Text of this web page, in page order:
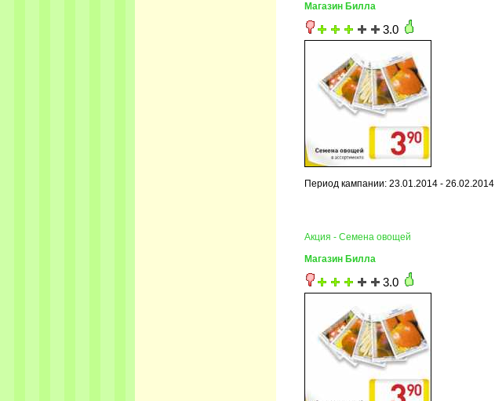
Магазин Билла
3.0
Период кампании: 23.01.2014 - 26.02.2014
Акция - Семена овощей
Магазин Билла
3.0